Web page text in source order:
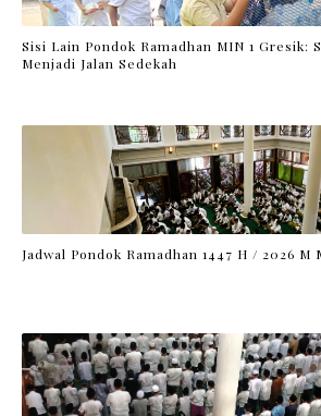
Sisi Lain Pondok Ramadhan MIN 1 Gresik:
Menjadi Jalan Sedekah
Jadwal Pondok Ramadhan 1447 H / 2026 M